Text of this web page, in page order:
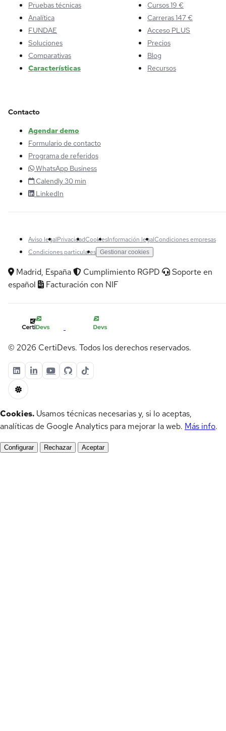
Pruebas técnicas
Analítica
FUNDAE
Soluciones
Comparativas
Características
Cursos 19 €
Carreras 147 €
Acceso PLUS
Precios
Blog
Recursos
Contacto
Agendar demo
Formulario de contacto
Programa de referidos
WhatsApp Business
Calendly 30 min
LinkedIn
Aviso legalPrivacidadCookiesInformación legalCondiciones empresas
Condiciones particulares Gestionar cookies
Madrid, España Cumplimiento RGPD
Soporte en
español
Facturación con NIF
© 2026 CertiDevs. Todos los derechos reservados.
Cookies. Usamos técnicas necesarias y, si lo aceptas,
analíticas de Google Analytics para mejorar la web. Más info.
Configurar Rechazar Aceptar